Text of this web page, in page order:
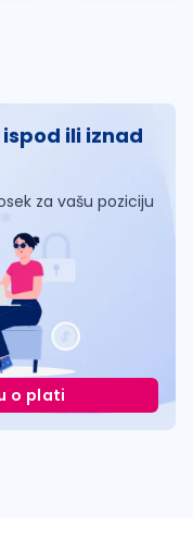
ili iznad
za vašu poziciju
o plati